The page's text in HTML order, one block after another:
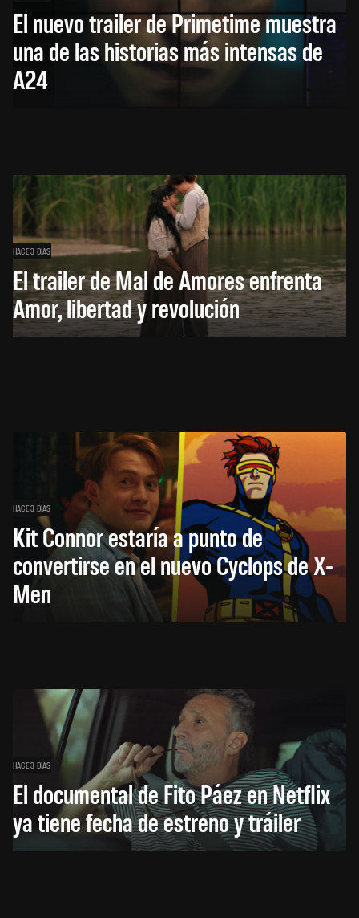
El nuevo trailer de Primetime muestra
una de las historias más intensas de
A24
HACE 3 DÍAS
El trailer de Mal de Amores enfrenta
Amor, libertad y revolución
HACE 3 DÍAS
Kit Connor estaría a punto de
convertirse en el nuevo Cyclops de X-
Men
HACE 3 DÍAS
El documental de Fito Páez en Netflix
ya tiene fecha de estreno y tráiler